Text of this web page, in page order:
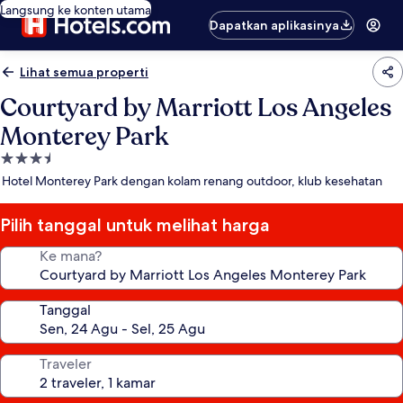
Langsung ke konten utama
Dapatkan aplikasinya
Lihat semua properti
Courtyard by Marriott Los Angeles
Monterey Park
Properti
bintang
Hotel Monterey Park dengan kolam renang outdoor, klub kesehatan
Pilih tanggal untuk melihat harga
Ke mana?
Tanggal
Traveler